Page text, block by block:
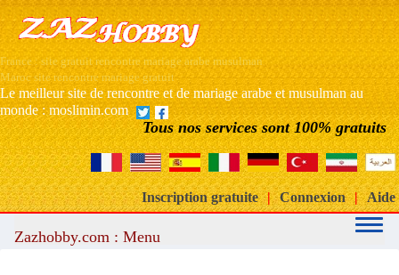
France : site gratuit rencontre mariage arabe musulman
Maroc site rencontre mariage gratuit
Le meilleur site de rencontre et de mariage arabe et musulman au
monde : moslimin.com
Tous nos services sont 100% gratuits
Inscription gratuite | Connexion | Aide
Zazhobby.com : Menu